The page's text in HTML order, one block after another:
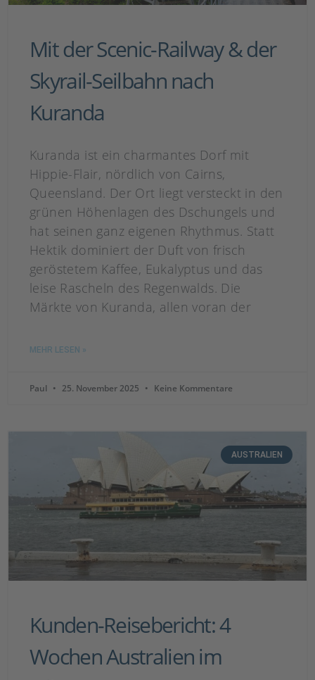
Mit der Scenic-Railway & der
Skyrail-Seilbahn nach
Kuranda
Kuranda ist ein charmantes Dorf mit
Hippie-Flair, nördlich von Cairns,
Queensland. Der Ort liegt versteckt in den
grünen Höhenlagen des Dschungels und
hat seinen ganz eigenen Rhythmus. Statt
Hektik dominiert der Duft von frisch
geröstetem Kaffee, Eukalyptus und das
leise Rascheln des Regenwalds. Die
Märkte von Kuranda, allen voran der
MEHR LESEN »
Paul 25. November 2025 Keine Kommentare
AUSTRALIEN
Kunden-Reisebericht: 4
Wochen Australien im